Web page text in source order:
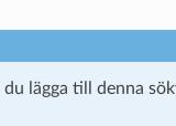
lägga till denna